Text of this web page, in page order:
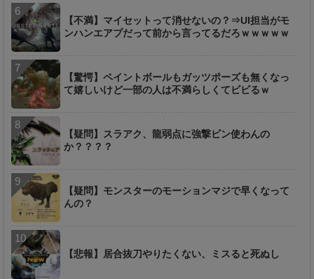
【不満】マイセットって消せないの？⇒UI担当がモ
ンハンエアプだって前から言ってるだろｗｗｗｗｗ
【驚愕】ペイントボールもガッツポーズも無くなっ
て嬉しいけど一部の人は不満らしくてビビるｗ
【疑問】スラアク、龍弱点に強撃ビン使わんの
か？？？？
【疑問】モンスターのモーションマジで早くなって
んの？
【悲報】居合抜刀やりたくない、ミスると死ぬし